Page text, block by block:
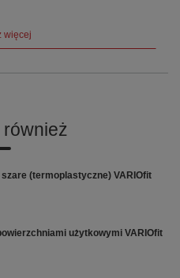
gł.) * płyta MDF 18 mm,
sw-800.412 / sw-
* Nośność półki: 80 kg
więcej
szare (termoplastyczne) VARIOfit
użytkowymi VARIOfit